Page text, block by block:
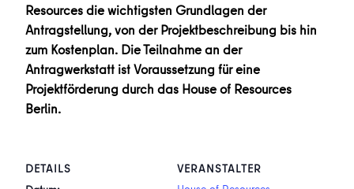
Resources die wichtigsten Grundlagen der
Antragstellung, von der Projektbeschreibung bis hin
zum Kostenplan. Die Teilnahme an der
Antragwerkstatt ist Voraussetzung für eine
Projektförderung durch das House of Resources
Berlin.
DETAILS
VERANSTALTER